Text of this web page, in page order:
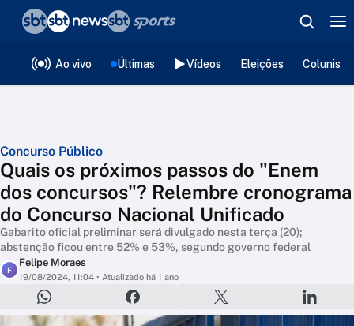
Ao vivo Últimas Vídeos Eleições
Concurso Público
Quais os próximos passos do "Enem
dos concursos"? Relembre cronograma
do Concurso Nacional Unificado
Gabarito oficial preliminar será divulgado nesta terça (20);
abstenção ficou entre 52% e 53%, segundo governo federal
F
Felipe Moraes
19/08/2024, 11:04 • Atualizado há 1 ano
❮voltar
Editorias